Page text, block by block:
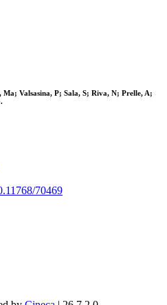
Valsasina, P; Sala, S; Riva, N; Prelle, A;
70469